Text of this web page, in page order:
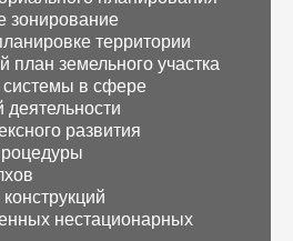
зонирование
территории
план земельного участка
в сфере
деятельности
развития
нестационарных